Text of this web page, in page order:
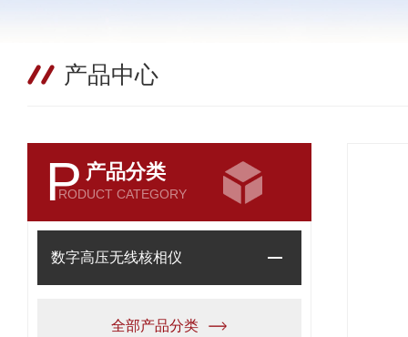
产品中心
P 产品分类
RODUCT CATEGORY
数字高压无线核相仪
全部产品分类